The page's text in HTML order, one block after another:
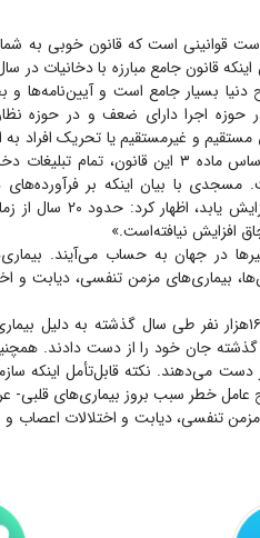
قوانینی است که قانون خوبی به
دنیا بسیار جامع است و آیین‌نامه‌ها و
حوزه اجرا دارای ضعف و در حوزه
و غیرمستقیم یا تحریک افراد به
دخانیات ممنوع است، می‌افزاید: «براساس
دخانیات باید ۱۰
افزایش نیافته‌است.»
۷۰ درصد مرگ‌ومیر‌ها در جهان به حساب
دست می‌دهند. نکته قابل‌تأمل اینکه
عامل خطر سبب بروز بیماری‌های قلبی-
تنفسی، دیابت و اختلالات اعصاب